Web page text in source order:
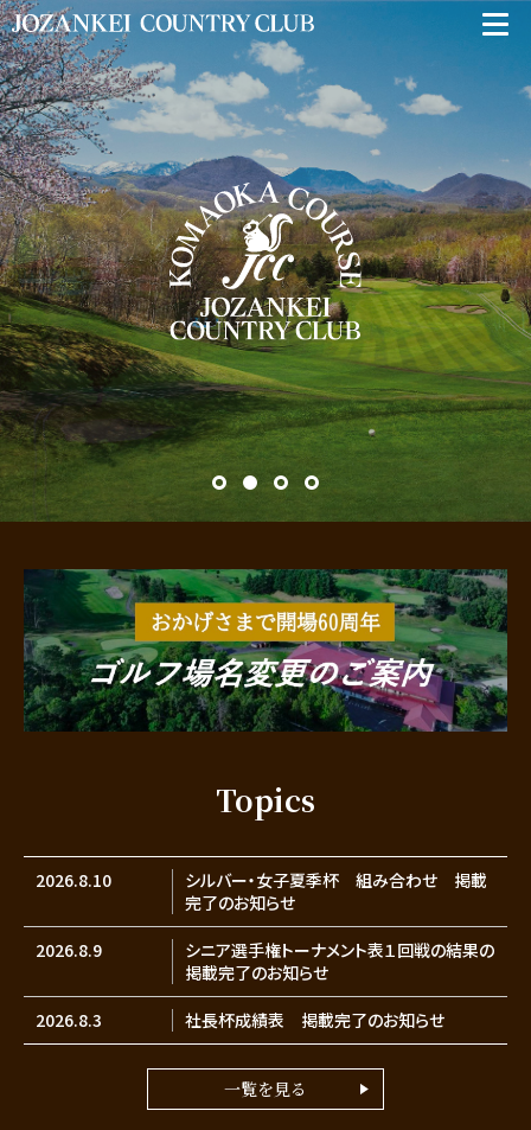
Topics
2026.8.10
シルバー・女子夏季杯 組み合わせ 掲載
完了のお知らせ
2026.8.9
シニア選手権トーナメント表１回戦の結果の
掲載完了のお知らせ
2026.8.3
社長杯成績表 掲載完了のお知らせ
一覧を見る